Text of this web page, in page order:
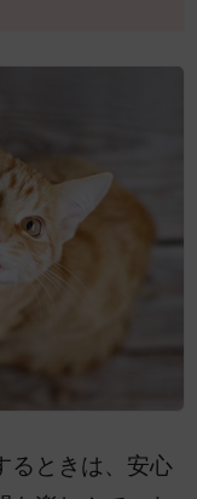
るときは、安心